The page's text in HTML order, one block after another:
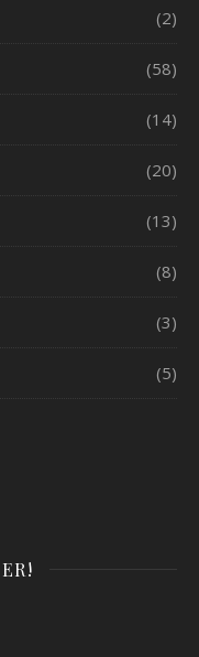
(2)
(58)
(14)
(20)
(13)
(8)
(3)
(5)